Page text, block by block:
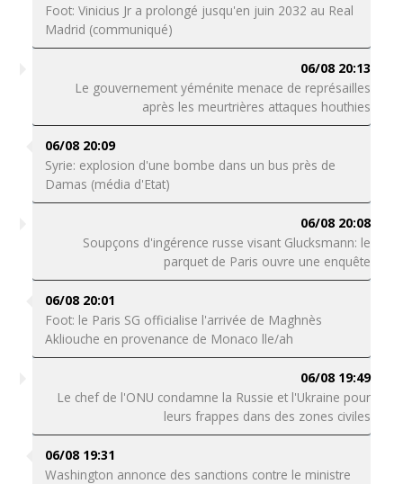
Foot: Vinicius Jr a prolongé jusqu'en juin 2032 au Real
Madrid (communiqué)
06/08 20:13
Le gouvernement yéménite menace de représailles
après les meurtrières attaques houthies
06/08 20:09
Syrie: explosion d'une bombe dans un bus près de
Damas (média d'Etat)
06/08 20:08
Soupçons d'ingérence russe visant Glucksmann: le
parquet de Paris ouvre une enquête
06/08 20:01
Foot: le Paris SG officialise l'arrivée de Maghnès
Akliouche en provenance de Monaco lle/ah
06/08 19:49
Le chef de l'ONU condamne la Russie et l'Ukraine pour
leurs frappes dans des zones civiles
06/08 19:31
Washington annonce des sanctions contre le ministre